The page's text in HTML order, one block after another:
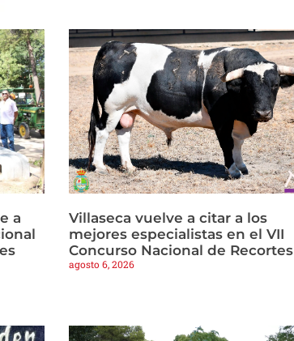
a
Villaseca vuelve a citar a los
mejores especialistas en el VII
Concurso Nacional de Recortes
agosto 6, 2026